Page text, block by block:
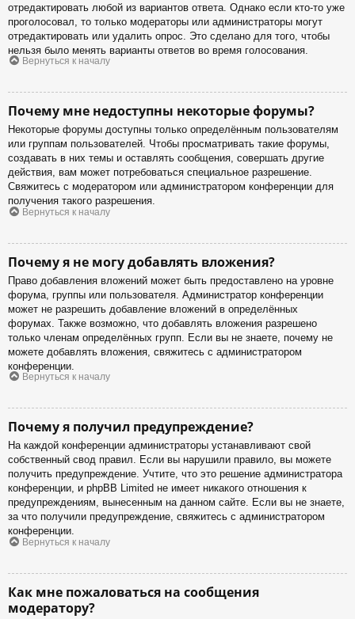
отредактировать любой из вариантов ответа. Однако если кто-то уже
проголосовал, то только модераторы или администраторы могут
отредактировать или удалить опрос. Это сделано для того, чтобы
нельзя было менять варианты ответов во время голосования.
Вернуться к началу
Почему мне недоступны некоторые форумы?
Некоторые форумы доступны только определённым пользователям
или группам пользователей. Чтобы просматривать такие форумы,
создавать в них темы и оставлять сообщения, совершать другие
действия, вам может потребоваться специальное разрешение.
Свяжитесь с модератором или администратором конференции для
получения такого разрешения.
Вернуться к началу
Почему я не могу добавлять вложения?
Право добавления вложений может быть предоставлено на уровне
форума, группы или пользователя. Администратор конференции
может не разрешить добавление вложений в определённых
форумах. Также возможно, что добавлять вложения разрешено
только членам определённых групп. Если вы не знаете, почему не
можете добавлять вложения, свяжитесь с администратором
конференции.
Вернуться к началу
Почему я получил предупреждение?
На каждой конференции администраторы устанавливают свой
собственный свод правил. Если вы нарушили правило, вы можете
получить предупреждение. Учтите, что это решение администратора
конференции, и phpBB Limited не имеет никакого отношения к
предупреждениям, вынесенным на данном сайте. Если вы не знаете,
за что получили предупреждение, свяжитесь с администратором
конференции.
Вернуться к началу
Как мне пожаловаться на сообщения
модератору?